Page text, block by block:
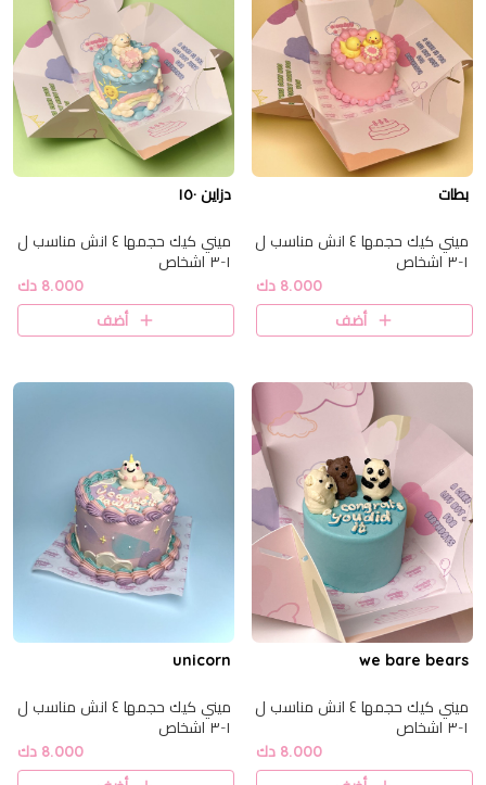
بطات
ميني كيك حجمها ٤ انش مناسب ل
١-٣ اشخاص
8.000 دك
أضف
دزاين ١٥٠
ميني كيك حجمها ٤ انش مناسب ل
١-٣ اشخاص
8.000 دك
أضف
we bare bears
ميني كيك حجمها ٤ انش مناسب ل
١-٣ اشخاص
8.000 دك
unicorn
ميني كيك حجمها ٤ انش مناسب ل
١-٣ اشخاص
8.000 دك